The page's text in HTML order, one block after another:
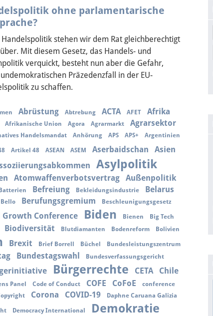
ohne parlamentarische
stehen wir dem Rat gleichberechtigt
Mit diesem Gesetz, das Handels- und
verquickt, besteht nun aber die Gefahr,
Präzedenzfall in der EU-
zu schaffen.
Abrüstung Abtrebung ACTA AFET Afrika
Afrikanische Union Agora Agrarmarkt Agrarsektor
Handelsmandat Anhörung APS APS+ Argentinien
Artikel 48 ASEAN ASEM Aserbaidschan Asien
Asylpolitik
Atomwaffenverbotsvertrag Außenpolitik
Batterien Befreiung Bekleidungsindustrie Belarus
Bello Berufungsgremium Beschleunigungsgesetz
Growth Conference Biden Bienen Big Tech
Biodiversität Blutdiamanten Bodenreform Bolivien
Brexit Brief Borrell Büchel
Bundesleistungszentrum
Bundestagswahl Bundesverfassungsgericht
Bürgerrechte CETA
Chile
Panel Code of Conduct COFE CoFoE
conference
Corona COVID-19 Daphne Caruana Galizia
Democracy International Demokratie